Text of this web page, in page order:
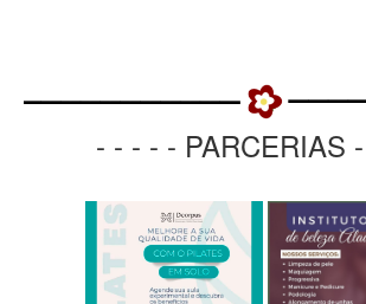
- - - - - PARCERIAS